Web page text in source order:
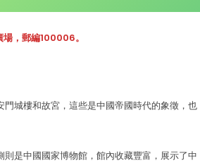
，郵編100006。
城樓和故宮，這些是中國帝國時代的象徵，也
是中國國家博物館，館內收藏豐富，展示了中